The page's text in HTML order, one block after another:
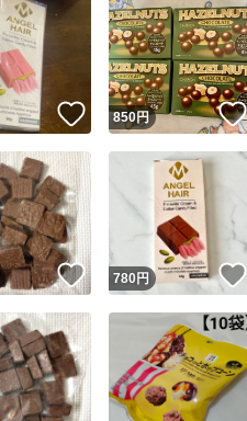
安心発送
いいね！
850円
いいね！
780 円